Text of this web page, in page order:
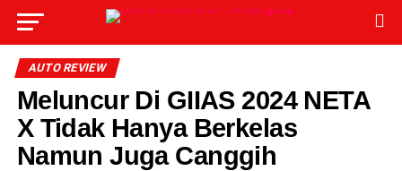
AUTO REVIEW
Meluncur Di GIIAS 2024 NETA
X Tidak Hanya Berkelas
Namun Juga Canggih